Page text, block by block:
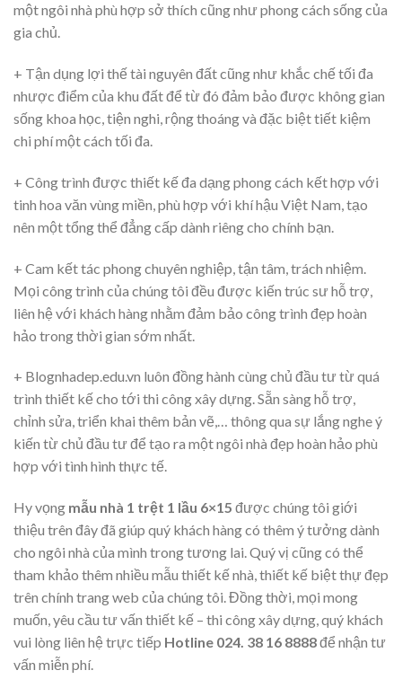
một ngôi nhà phù hợp sở thích cũng như phong cách sống của
gia chủ.
+ Tận dụng lợi thế tài nguyên đất cũng như khắc chế tối đa
nhược điểm của khu đất để từ đó đảm bảo được không gian
sống khoa học, tiện nghi, rộng thoáng và đặc biệt tiết kiệm
chi phí một cách tối đa.
+ Công trình được thiết kế đa dạng phong cách kết hợp với
tinh hoa văn vùng miền, phù hợp với khí hậu Việt Nam, tạo
nên một tổng thể đẳng cấp dành riêng cho chính bạn.
+ Cam kết tác phong chuyên nghiệp, tận tâm, trách nhiệm.
Mọi công trình của chúng tôi đều được kiến trúc sư hỗ trợ,
liên hệ với khách hàng nhằm đảm bảo công trình đẹp hoàn
hảo trong thời gian sớm nhất.
+ Blognhadep.edu.vn luôn đồng hành cùng chủ đầu tư từ quá
trình thiết kế cho tới thi công xây dựng. Sẵn sàng hỗ trợ,
chỉnh sửa, triển khai thêm bản vẽ,… thông qua sự lắng nghe ý
kiến từ chủ đầu tư để tạo ra một ngôi nhà đẹp hoàn hảo phù
hợp với tình hình thực tế.
Hy vọng mẫu nhà 1 trệt 1 lầu 6×15 được chúng tôi giới
thiệu trên đây đã giúp quý khách hàng có thêm ý tưởng dành
cho ngôi nhà của mình trong tương lai. Quý vị cũng có thể
tham khảo thêm nhiều mẫu thiết kế nhà, thiết kế biệt thự đẹp
trên chính trang web của chúng tôi. Đồng thời, mọi mong
muốn, yêu cầu tư vấn thiết kế – thi công xây dựng, quý khách
vui lòng liên hệ trực tiếp Hotline 024. 38 16 8888để nhận tư
vấn miễn phí.